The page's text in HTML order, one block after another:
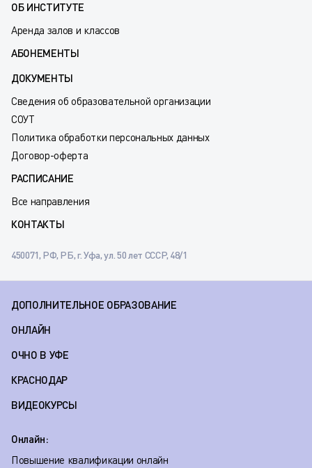
ОБ ИНСТИТУТЕ
Аренда залов и классов
АБОНЕМЕНТЫ
ДОКУМЕНТЫ
Сведения об образовательной организации
СОУТ
Политика обработки персональных данных
Договор-оферта
РАСПИСАНИЕ
Все направления
КОНТАКТЫ
450071, РФ, РБ, г. Уфа, ул. 50 лет СССР, 48/1
ДОПОЛНИТЕЛЬНОЕ ОБРАЗОВАНИЕ
ОНЛАЙН
ОЧНО В УФЕ
КРАСНОДАР
ВИДЕОКУРСЫ
Онлайн:
Повышение квалификации онлайн